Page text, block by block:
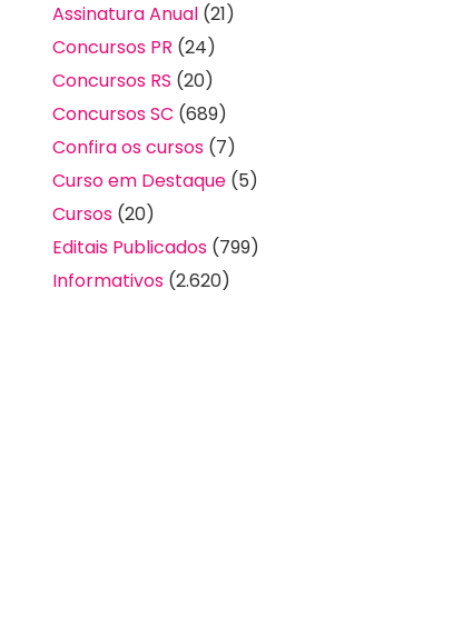
Assinatura Anual (21)
Concursos PR (24)
Concursos RS (20)
Concursos SC (689)
Confira os cursos (7)
Curso em Destaque (5)
Cursos (20)
Editais Publicados (799)
Informativos (2.620)